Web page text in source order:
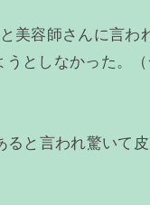
美容師さんに言わ
としなかった。
と言われ驚いて